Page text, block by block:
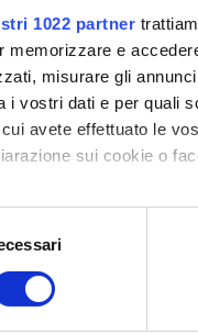
1022 partner
memorizzare e
misurare gli
i vostri dati e per quali
avete effettuato le
sui cookie o
vorremmo
informazioni